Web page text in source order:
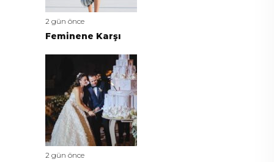
2 gün önce
Feminene Karşı
2 gün önce